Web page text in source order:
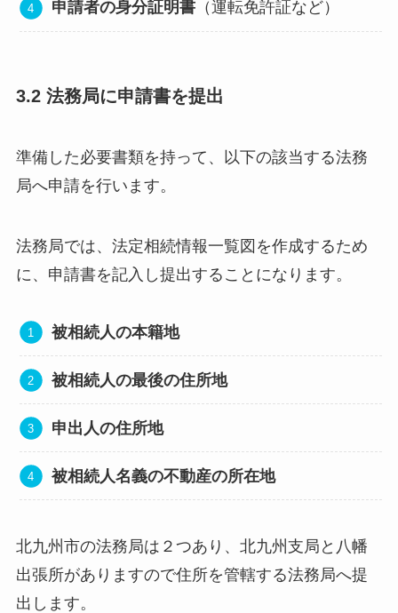
申請者の身分証明書 （運転免許証など）
3.2 法務局に申請書を提出
準備した必要書類を持って、以下の該当する法務
局へ申請を行います。
法務局では、法定相続情報一覧図を作成するため
に、申請書を記入し提出することになります。
被相続人の本籍地
被相続人の最後の住所地
申出人の住所地
被相続人名義の不動産の所在地
北九州市の法務局は２つあり、北九州支局と八幡
出張所がありますので住所を管轄する法務局へ提
出します。